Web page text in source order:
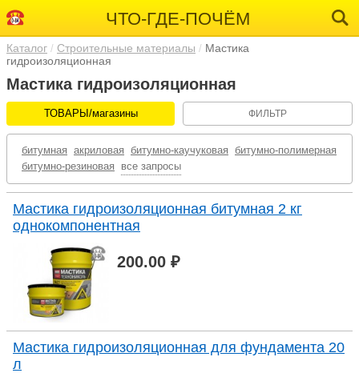
ЧТО-ГДЕ-ПОЧЁМ
Каталог Строительные материалы
Мастика
гидроизоляционная
Мастика гидроизоляционная
ТОВАРЫ/магазины ФИЛЬТР
битумная акриловая битумно-каучуковая битумно-полимерная
битумно-резиновая
все запросы
Мастика гидроизоляционная битумная 2 кг
однокомпонентная
200.00 ₽
Мастика гидроизоляционная для фундамента 20
л